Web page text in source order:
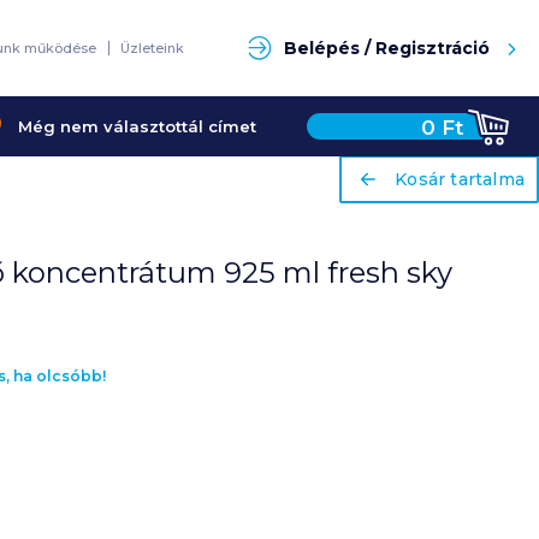
működése Üzleteink Belépés / Regisztráció
Még nem választottál címet 0 Ft
ariaLabel
Kosár tartalma
925 ml fresh sky
ha olcsóbb!